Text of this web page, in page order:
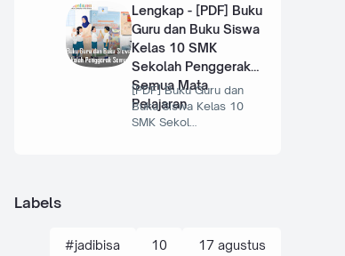
Lengkap - [PDF] Buku
Guru dan Buku Siswa
Kelas 10 SMK
Sekolah Penggerak
Semua Mata
Pelajaran
[PDF] Buku Guru dan
Buku Siswa Kelas 10
SMK Sekol…
Labels
#jadibisa 10 17 agustus